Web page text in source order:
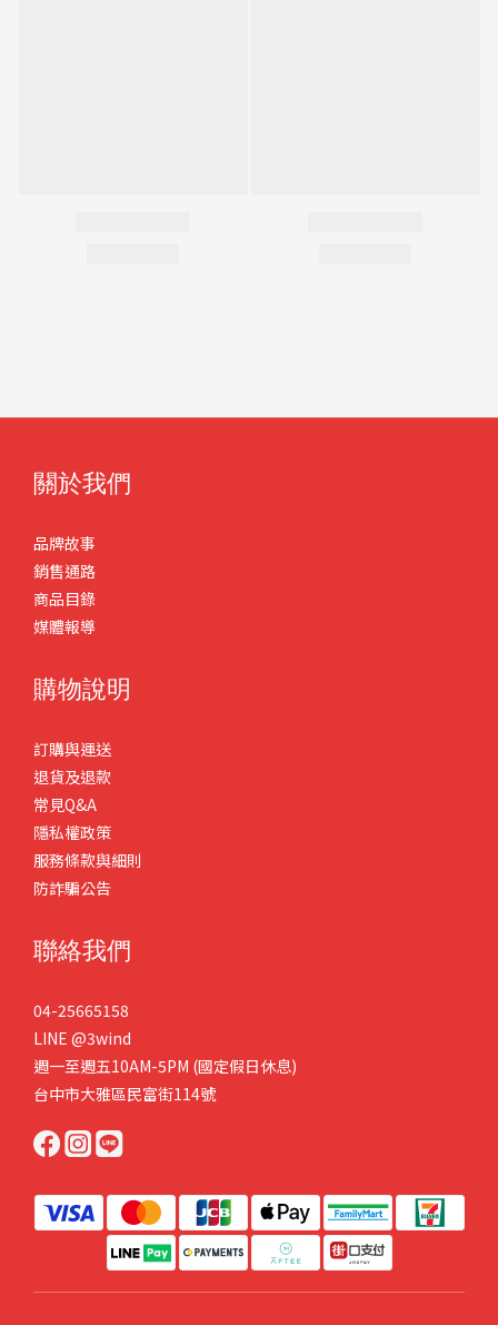
關於我們
品牌故事
銷售通路
商品目錄
媒體報導
購物說明
訂購與運送
退貨及退款
常見Q&A
隱私權政策
服務條款與細則
防詐騙公告
聯絡我們
04-25665158
LINE @3wind
週一至週五10AM-5PM (國定假日休息)
台中市大雅區民富街114號